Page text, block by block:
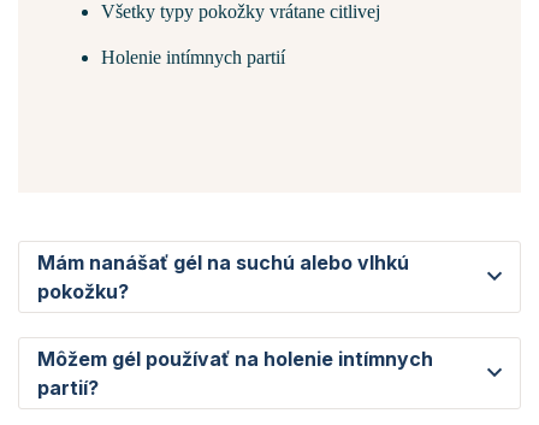
Všetky typy pokožky vrátane citlivej
Holenie intímnych partií
Mám nanášať gél na suchú alebo vlhkú
pokožku?
Môžem gél používať na holenie intímnych
partií?